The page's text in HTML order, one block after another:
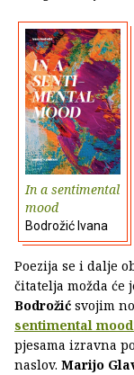
In a sentimental
mood
Bodrožić Ivana
Poezija se i dalje
čitatelja možda
Bodrožić svojim
sentimental
pjesama izravna
naslov. Marijo